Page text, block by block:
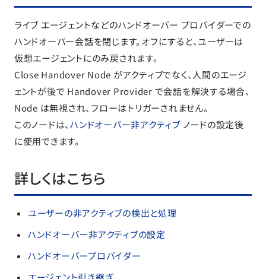
ライブ エージェントなどのハンドオーバー プロバイダーでの
ハンドオーバー会話を閉じます。オフにすると、ユーザーは
仮想エージェントにのみ戻されます。
Close Handover Node がアクティブでなく、人間のエージ
ェントが後で Handover Provider で会話を解決する場合、
Node は無視され、フローはトリガーされません。
このノードは、ハンドオーバー非アクティブノードの設定後
に使用できます。
詳しくはこちら
ユーザーの非アクティブの検出と処理
ハンドオーバー非アクティブの設定
ハンドオーバープロバイダー